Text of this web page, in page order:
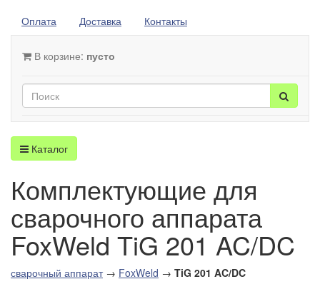
Оплата Доставка Контакты
В корзине: пусто
Каталог
Комплектующие для
сварочного аппарата
FoxWeld TiG 201 AC/DC
сварочный аппарат→ FoxWeld → TiG 201 AC/DC